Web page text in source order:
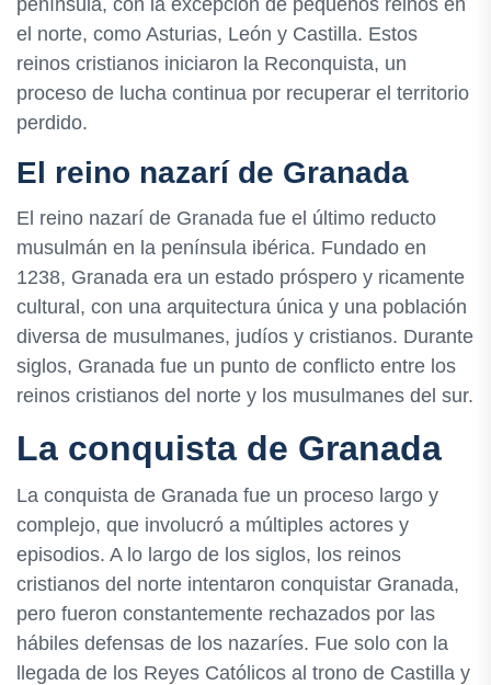
península, con la excepción de pequeños reinos en
el norte, como Asturias, León y Castilla. Estos
reinos cristianos iniciaron la Reconquista, un
proceso de lucha continua por recuperar el territorio
perdido.
El reino nazarí de Granada
El reino nazarí de Granada fue el último reducto
musulmán en la península ibérica. Fundado en
1238, Granada era un estado próspero y ricamente
cultural, con una arquitectura única y una población
diversa de musulmanes, judíos y cristianos. Durante
siglos, Granada fue un punto de conflicto entre los
reinos cristianos del norte y los musulmanes del sur.
La conquista de Granada
La conquista de Granada fue un proceso largo y
complejo, que involucró a múltiples actores y
episodios. A lo largo de los siglos, los reinos
cristianos del norte intentaron conquistar Granada,
pero fueron constantemente rechazados por las
hábiles defensas de los nazaríes. Fue solo con la
llegada de los Reyes Católicos al trono de Castilla y